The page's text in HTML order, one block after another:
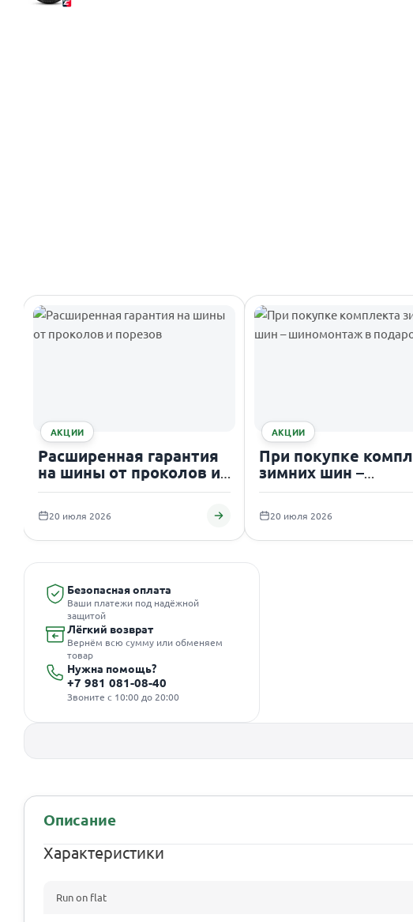
АКЦИИ
Расширенная гарантия
на шины от проколов и
порезов
20 июля 2026
АКЦИИ
При покупке
зимних шин –
шиномонтаж в
20 июля 2026
Безопасная оплата
Ваши платежи под надёжной
защитой
Лёгкий возврат
Вернём всю сумму или обменяем
товар
Нужна помощь?
+7 981 081-08-40
Звоните с 10:00 до 20:00
Описание
Характеристики
Run on flat